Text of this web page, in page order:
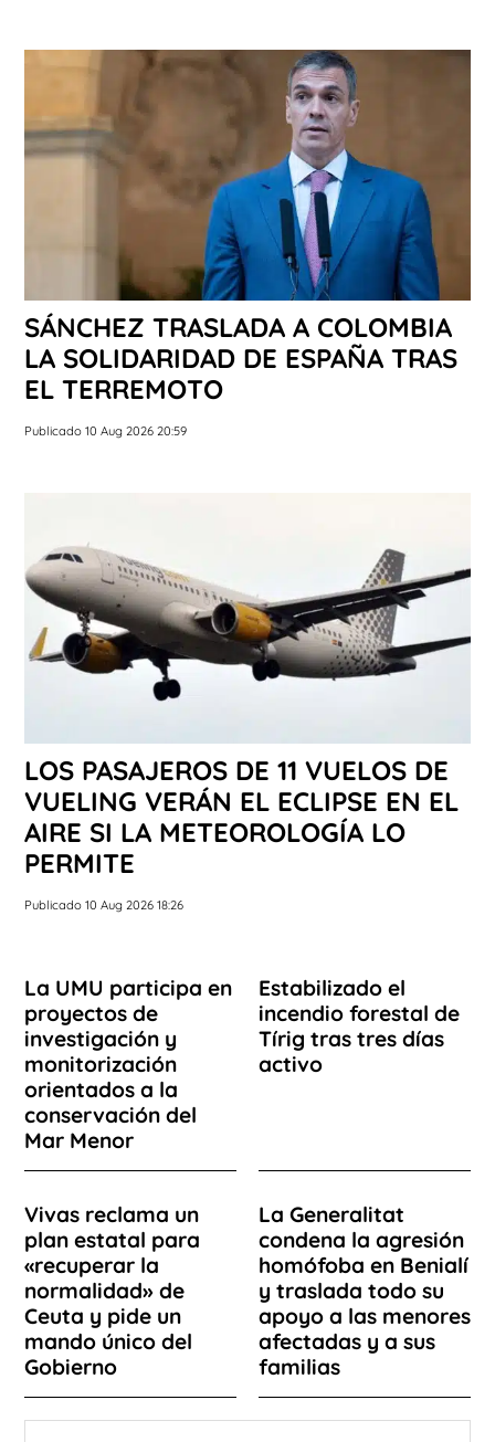
SÁNCHEZ TRASLADA A COLOMBIA
LA SOLIDARIDAD DE ESPAÑA TRAS
EL TERREMOTO
Publicado 10 Aug 2026 20:59
LOS PASAJEROS DE 11 VUELOS DE
VUELING VERÁN EL ECLIPSE EN EL
AIRE SI LA METEOROLOGÍA LO
PERMITE
Publicado 10 Aug 2026 18:26
La UMU participa en
proyectos de
investigación y
monitorización
orientados a la
conservación del
Mar Menor
Estabilizado el
incendio forestal de
Tírig tras tres días
activo
Vivas reclama un
plan estatal para
«recuperar la
normalidad» de
Ceuta y pide un
mando único del
Gobierno
La Generalitat
condena la agresión
homófoba en Benialí
y traslada todo su
apoyo a las menores
afectadas y a sus
familias